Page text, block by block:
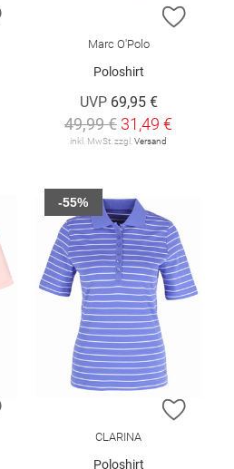
ZUR WUNSCHLISTE HINZUFÜGEN
ZUR
Marc O'Polo
Poloshirt
UVP 69,95 €
49,99 € 31,49 €
inkl. MwSt. zzgl. Versand
ZUR WUNSCHLISTE HINZUFÜGEN
ZUR
CLARINA
Poloshirt
-55%